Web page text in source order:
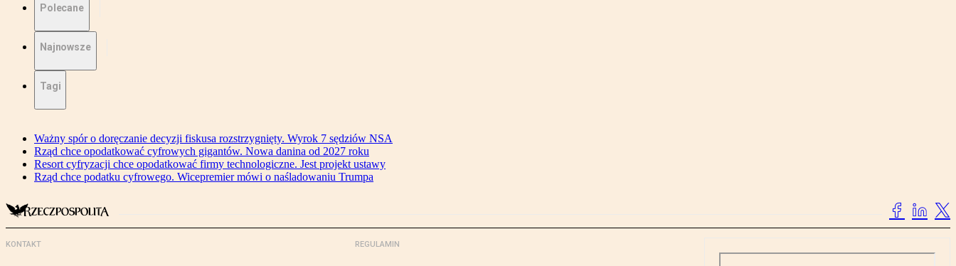
Polecane
Najnowsze
Tagi
Ważny spór o doręczanie decyzji fiskusa rozstrzygnięty. Wyrok 7 sędziów NSA
Rząd chce opodatkować cyfrowych gigantów. Nowa danina od 2027 roku
Resort cyfryzacji chce opodatkować firmy technologiczne. Jest projekt ustawy
Rząd chce podatku cyfrowego. Wicepremier mówi o naśladowaniu Trumpa
KONTAKT REGULAMIN